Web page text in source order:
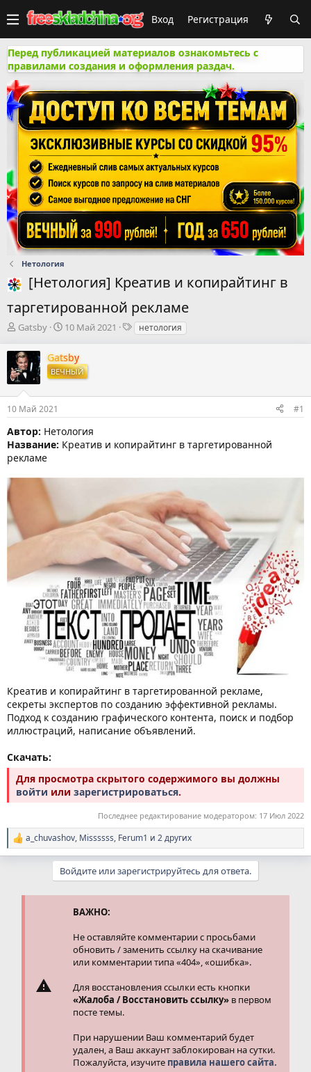
Вход Регистрация
Перед публикацией материалов ознакомьтесь с
правилами создания и оформления раздач.
Нетология
[Нетология] Креатив и копирайтинг в
таргетированной рекламе
А
т
о
р
м
ы
Gatsby
Д
т
а
н
а
л
а
10 Май 2021
Тнетология
Gatsby
ВЕЧНЫЙ
10 Май 2021 #1
Автор: Нетология
Название: Креатив и копирайтинг в таргетированной
рекламе
Креатив и копирайтинг в таргетированной рекламе,
секреты экспертов по созданию эффективной рекламы.
Подход к созданию графического контента, поиск и подбор
иллюстраций, написание объявлений.
Скачать:
Для просмотра скрытого содержимого вы должны
войти или зарегистрироваться.
Последнее редактирование модератором: 17 Июл 2022
Р
е
a_chuvashov, Missssss, Ferum1 и 2 других
Войдите или зарегистрируйтесь для ответа.
ВАЖНО:
Не оставляйте комментарии с просьбами
обновить / заменить ссылку на скачивание
или комментарии типа «404», «ошибка».
Для восстановления ссылки есть кнопки
«Жалоба / Восстановить ссылку» в первом
посте темы.
При нарушении Ваш комментарий будет
удален, а Ваш аккаунт заблокирован на сутки.
Пожалуйста, изучите правила нашего сайта.